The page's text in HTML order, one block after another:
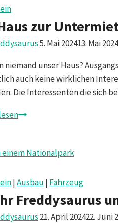
kannzur
5. Mai 202413. Mai 2024
niemand unser Haus?
auch keine wirklichen
Die Interessenten die sich
Ein
Untermiete;
Rückschlägen
und
Selbstzweifel
|Ausbau | Fahrzeug
Freddysaurus
21. April 202422. Juni